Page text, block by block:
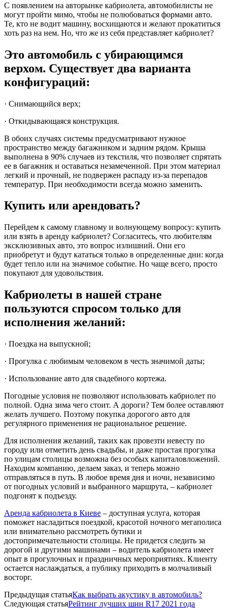
С появлением на авторынке кабриолета, автомобилисты не
могут пройти мимо, чтобы не полюбоваться формами авто.
Те, кто не водит машину, восхищаются и желают прокатиться
хоть раз на нем. Но, что же из себя представляет кабриолет?
Это автомобиль с убирающимся
верхом. Существует два варианта
конфигураций:
· Снимающийся верх;
· Откидывающаяся конструкция.
В обоих случаях системы предусматривают нужное
пространство между багажником и задним рядом. Крыша
выполнена в 90% случаев из текстиля, что позволяет спрятать
ее в багажник и оставаться незамеченной. При этом материал
легкий и прочный, не подвержен распаду из-за перепадов
температур. При необходимости всегда можно заменить.
Купить или арендовать?
Перейдем к самому главному и волнующему вопросу: купить
или взять в аренду кабриолет? Согласитесь, что любителям
эксклюзивных авто, это вопрос излишний. Они его
приобретут и будут кататься только в определенные дни: когда
будет тепло или на значимое событие. Но чаще всего, просто
покупают для удовольствия.
Кабриолеты в нашей стране
пользуются спросом только для
исполнения желаний:
· Поездка на выпускной;
· Прогулка с любимым человеком в честь значимой даты;
· Использование авто для свадебного кортежа.
Погодные условия не позволяют использовать кабриолет по
полной. Одна зима чего стоит. А дороги? Тем более оставляют
желать лучшего. Поэтому покупка дорогого авто для
регулярного применения не рациональное решение.
Для исполнения желаний, таких как провезти невесту по
городу или отметить день свадьбы, и даже простая прогулка
по улицам столицы возможна без особых капиталовложений.
Находим компанию, делаем заказ, и теперь можно
отправляться в путь. В любое время дня и ночи, независимо
от погодных условий и выбранного маршрута, – кабриолет
подгонят к подъезду.
Аренда кабриолета в Киеве – доступная услуга, которая
поможет насладиться поездкой, красотой ночного мегаполиса
или внимательно рассмотреть бутики и
достопримечательности столицы. Не придется следить за
дорогой и другими машинами – водитель кабриолета имеет
опыт в прогулочных и праздничных мероприятиях. Клиенту
остается наслаждаться, а публику приходить в молчаливый
восторг.
Предыдущая статьяКак выбрать акустику в автомобиль?
Следующая статьяРейтинг лучших шин R17 2021 года